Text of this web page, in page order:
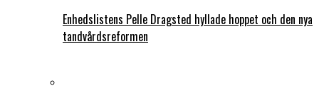
Enhedslistens Pelle Dragsted hyllade hoppet och den nya
tandvårdsreformen